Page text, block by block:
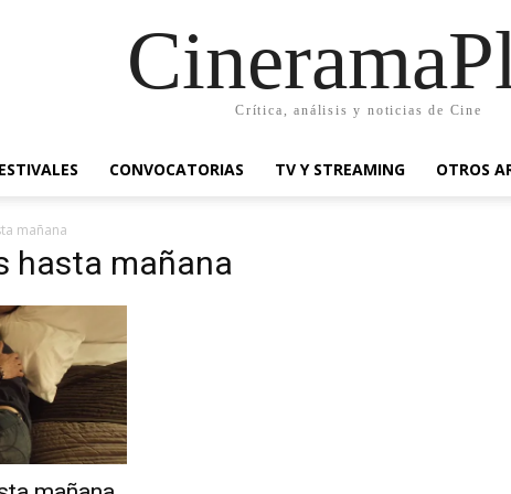
Crítica, análisis y noticias de Cine
CONVOCATORIAS TV Y STREAMING OTROS
mañana
hasta mañana